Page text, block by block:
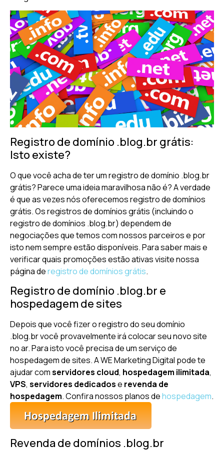
Registro de domínio .blog.br grátis:
Isto existe?
O que você acha de ter um registro de domínio .blog.br
grátis? Parece uma ideia maravilhosa não é? A verdade
é que as vezes nós oferecemos registro de domínios
grátis. Os registros de domínios grátis (incluindo o
registro de domínios .blog.br) dependem de
negociações que temos com nossos parceiros e por
isto nem sempre estão disponíveis. Para saber mais e
verificar quais promoções estão ativas visite nossa
página deregistro de domínios grátis.
Registro de domínio .blog.br e
hospedagem de sites
Depois que você fizer o registro do seu domínio
.blog.br você provavelmente irá colocar seu novo site
no ar. Para isto você precisa de um serviço de
hospedagem de sites. A WE Marketing Digital pode te
ajudar comservidores cloud, hospedagem ilimitada,
VPS, servidores dedicadose revenda de
hospedagem. Confira nossos planos dehospedagem.
Revenda de domínios .blog.br